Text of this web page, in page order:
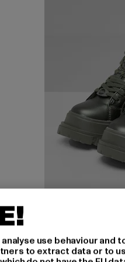
BUFFALO
Aspha Nc Mid
use behaviour and
to extract data or to